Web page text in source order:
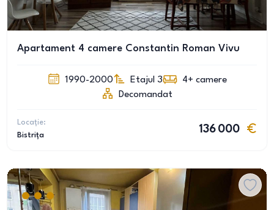
Apartament 4 camere Constantin Roman Vivu
1990-2000 Etajul 3 4+ camere
Decomandat
Locație:
Bistrița
136 000